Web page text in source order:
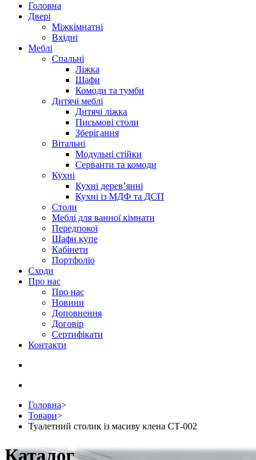
Головна
Двері
Міжкімнатні
Вхідні
Меблі
Спальні
Ліжка
Шафи
Комоди та тумби
Дитячі меблі
Дитячі ліжка
Письмові столи
Зберігання
Вітальні
Модульні стійки
Серванти та комоди
Кухні
Кухні дерев’янні
Кухні із МДФ та ДСП
Cтоли
Меблі для ванної кімнати
Передпокої
Шафи купе
Кабінети
Портфоліо
Сходи
Про нас
Про нас
Новини
Доповнення
Договір
Сертифікати
Контакти
Головна>
Товари>
Туалетний столик із масиву клена СТ-002
Каталог